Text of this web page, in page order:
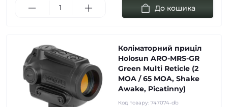
До кошика
Коліматорний приціл
Holosun ARO-MRS-GR
Green Multi Reticle (2
MOA / 65 MOA, Shake
Awake, Picatinny)
Код товару: 747074-db